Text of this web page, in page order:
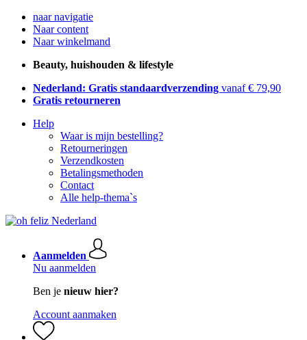
naar navigatie
Naar content
Naar winkelmand
Beauty, huishouden & lifestyle
Nederland: Gratis standaardverzending vanaf € 79,90
Gratis retourneren
Help
Waar is mijn bestelling?
Retourneringen
Verzendkosten
Betalingsmethoden
Contact
Alle help-thema`s
Aanmelden
Nu aanmelden
Ben je nieuw hier?
Account aanmaken